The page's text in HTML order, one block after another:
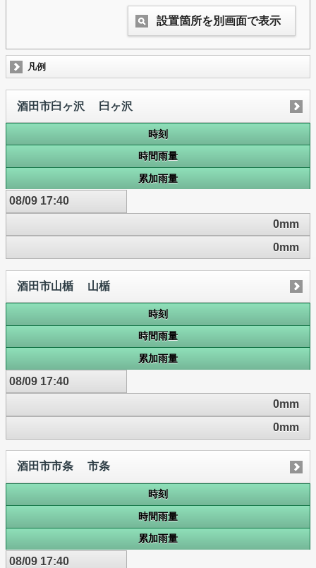
設置箇所を別画面で表示
凡例
酒田市臼ヶ沢 臼ヶ沢
時刻
時間雨量
累加雨量
08/09 17:40
0mm
0mm
酒田市山楯 山楯
時刻
時間雨量
累加雨量
08/09 17:40
0mm
0mm
酒田市市条 市条
時刻
時間雨量
累加雨量
08/09 17:40